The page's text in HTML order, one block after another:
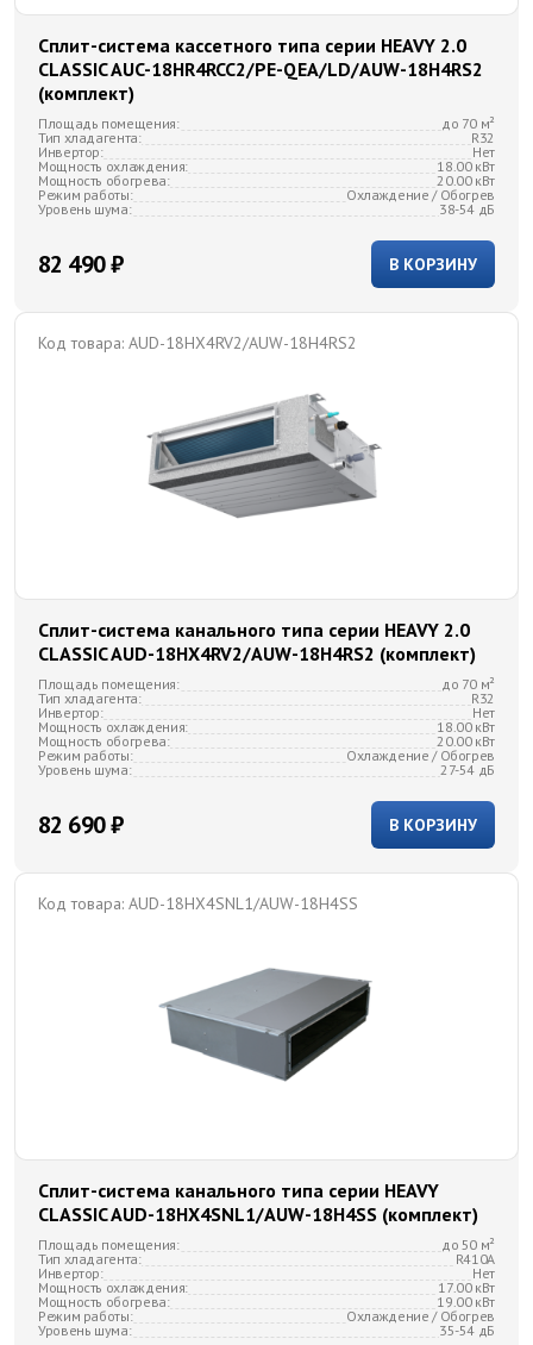
Сплит-система кассетного типа серии HEAVY 2.0
CLASSIC AUC-18HR4RCC2/PE-QEA/LD/AUW-18H4RS2
(комплект)
Площадь помещения:
до 70 м²
Тип хладагента:
R32
Инвертор:
Нет
Мощность охлаждения:
18.00 кВт
Мощность обогрева:
20.00 кВт
Режим работы:
Охлаждение / Обогрев
Уровень шума:
38-54 дБ
В КОРЗИНУ
82 490 ₽
Код товара: AUD-18HX4RV2/AUW-18H4RS2
Сплит-система канального типа серии HEAVY 2.0
CLASSIC AUD-18HX4RV2/AUW-18H4RS2 (комплект)
Площадь помещения:
до 70 м²
Тип хладагента:
R32
Инвертор:
Нет
Мощность охлаждения:
18.00 кВт
Мощность обогрева:
20.00 кВт
Режим работы:
Охлаждение / Обогрев
Уровень шума:
27-54 дБ
В КОРЗИНУ
82 690 ₽
Код товара: AUD-18HX4SNL1/AUW-18H4SS
Сплит-система канального типа серии HEAVY
CLASSIC AUD-18HX4SNL1/AUW-18H4SS (комплект)
Площадь помещения:
до 50 м²
Тип хладагента:
R410A
Инвертор:
Нет
Мощность охлаждения:
17.00 кВт
Мощность обогрева:
19.00 кВт
Режим работы:
Охлаждение / Обогрев
Уровень шума:
35-54 дБ